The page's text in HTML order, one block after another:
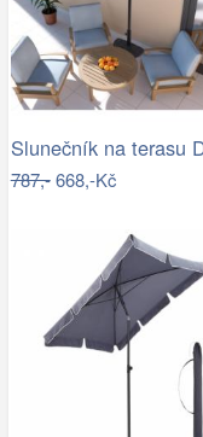
787,-668,-Kč